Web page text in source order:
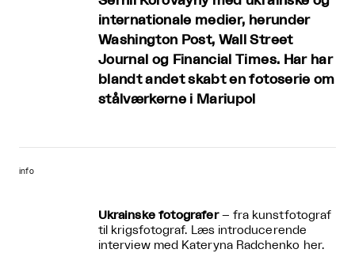
internationale medier, herunder
Washington Post, Wall Street
Journal og Financial Times. Har har
blandt andet skabt en fotoserie om
stålværkerne i Mariupol
info
Ukrainske fotografer– fra kunstfotograf
til krigsfotograf.
Læs introducerende
interview med Kateryna Radchenko her.